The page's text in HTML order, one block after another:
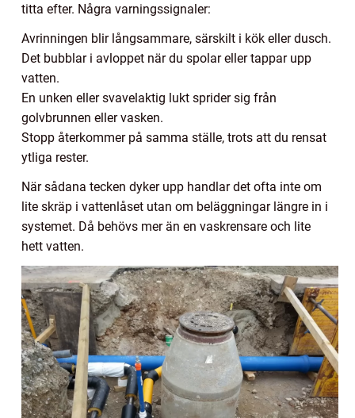
titta efter. Några varningssignaler:
Avrinningen blir långsammare, särskilt i kök eller dusch.
Det bubblar i avloppet när du spolar eller tappar upp
vatten.
En unken eller svavelaktig lukt sprider sig från
golvbrunnen eller vasken.
Stopp återkommer på samma ställe, trots att du rensat
ytliga rester.
När sådana tecken dyker upp handlar det ofta inte om
lite skräp i vattenlåset utan om beläggningar längre in i
systemet. Då behövs mer än en vaskrensare och lite
hett vatten.